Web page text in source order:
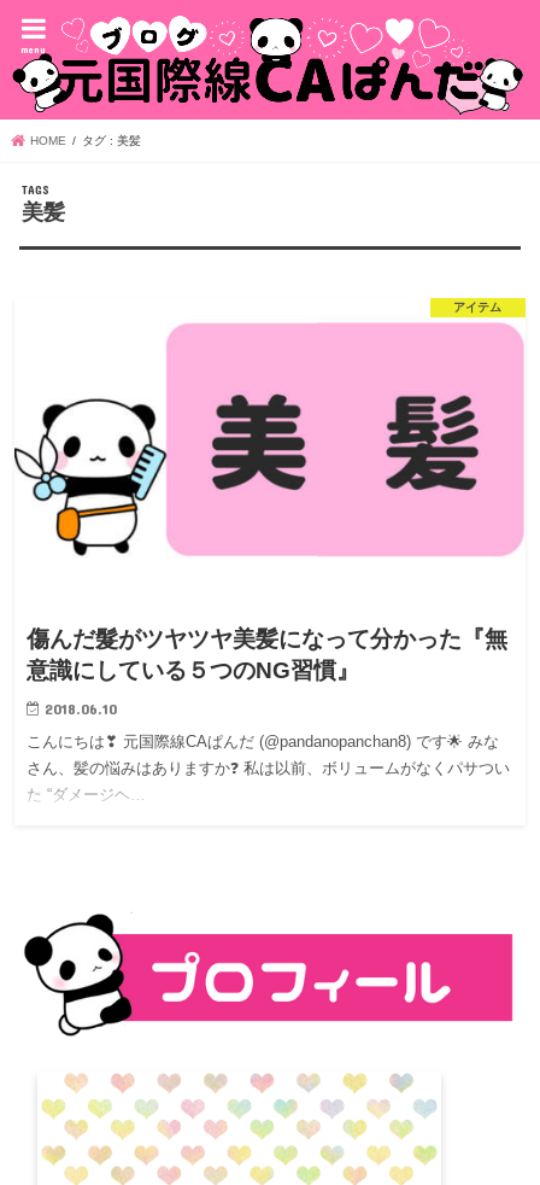
menu
HOME タグ : 美髪
美髪
アイテム
傷んだ髮がツヤツヤ美髪になって分かった『無
意識にしている５つのNG習慣』
2018.06.10
こんにちは❣ 元国際線CAぱんだ (@pandanopanchan8) です🌟 みな
さん、髪の悩みはありますか❓ 私は以前、ボリュームがなくパサつい
た “ダメージヘ…